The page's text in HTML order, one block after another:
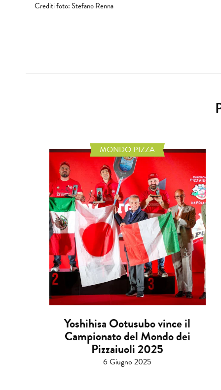
Crediti foto: Stefano Renna
MONDO PIZZA
Yoshihisa Ootusubo vince il
Campionato del Mondo dei
Pizzaiuoli 2025
6 Giugno 2025